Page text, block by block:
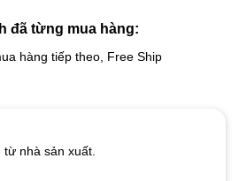
đã từng mua hàng:
hàng tiếp theo, Free Ship
nhà sản xuất.